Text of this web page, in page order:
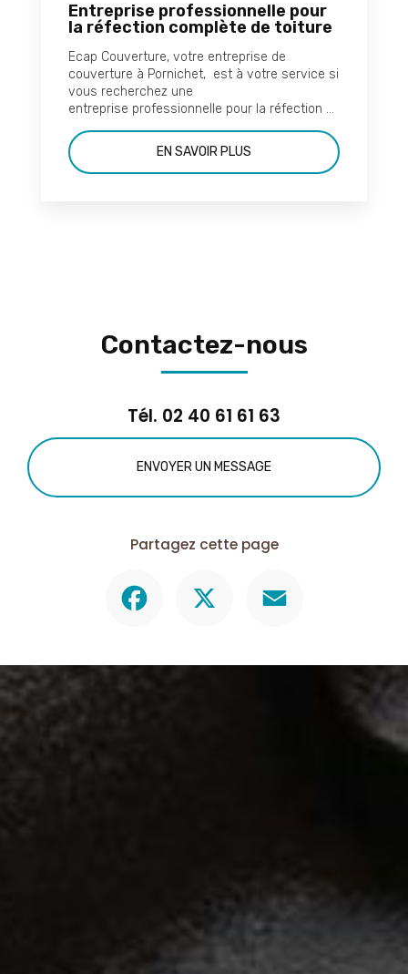
Entreprise professionnelle pour
la réfection complète de toiture
Ecap Couverture, votre entreprise de
couverture à Pornichet, est à votre service si
vous recherchez une
entreprise professionnelle pour la réfection ...
EN SAVOIR PLUS
Contactez-nous
Tél. 02 40 61 61 63
ENVOYER UN MESSAGE
Partagez cette page